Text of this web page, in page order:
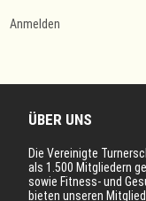
Anmelden
ÜBER UNS
Die Vereinigte
als 1.500 Mitgliedern
sowie Fitness- und
bieten unseren